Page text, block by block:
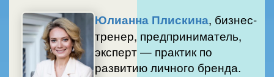
Юлианна Плискина, бизнес-
тренер, предприниматель,
эксперт — практик по
развитию личного бренда.